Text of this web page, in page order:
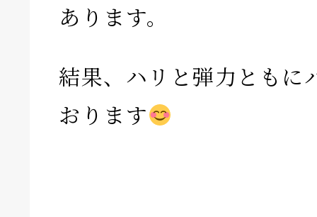
あります。
結果、ハリと弾力ともに
おります